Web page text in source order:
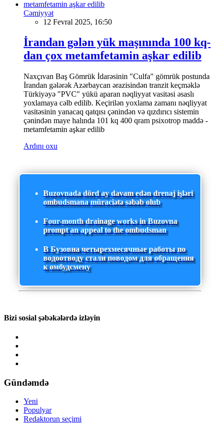
Cəmiyyət
12 Fevral 2025, 16:50
İrandan gələn yük maşınında 100 kq-
dan çox metamfetamin aşkar edilib
Naxçıvan Baş Gömrük İdarəsinin "Culfa" gömrük postunda
İrandan gələrək Azərbaycan ərazisindən tranzit keçməklə
Türkiyəyə "PVC" yükü aparan nəqliyyat vasitəsi əsaslı
yoxlamaya cəlb edilib. Keçirilən yoxlama zamanı nəqliyyat
vasitəsinin yanacaq qatqısı çənindən və qızdırıcı sistemin
çənindən maye halında 101 kq 400 qram psixotrop maddə -
metamfetamin aşkar edilib
Ardını oxu
Buzovnada dörd ay davam edən drenaj işləri
ombudsmana müraciətə səbəb olub
Four-month drainage works in Buzovna
prompt an appeal to the ombudsman
В Бузовна четырехмесячные работы по
водоотводу стали поводом для обращения
к омбудсмену
Bizi sosial şəbəkələrdə izləyin
Gündəmdə
Yeni
Populyar
Redaktorun seçimi